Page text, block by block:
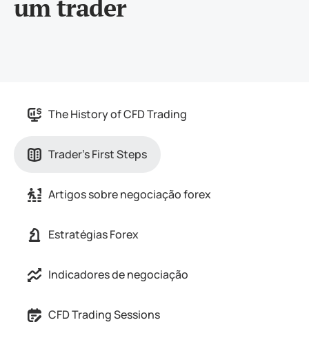
Parcerias
um trader
The History of CFD Trading
Trader's First Steps
Artigos sobre negociação forex
Estratégias Forex
Indicadores de negociação
CFD Trading Sessions